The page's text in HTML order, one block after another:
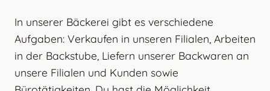
In unserer Bäckerei gibt es verschiedene
Aufgaben: Verkaufen in unseren Filialen, Arbeiten
in der Backstube, Liefern unserer Backwaren an
unsere Filialen und Kunden sowie